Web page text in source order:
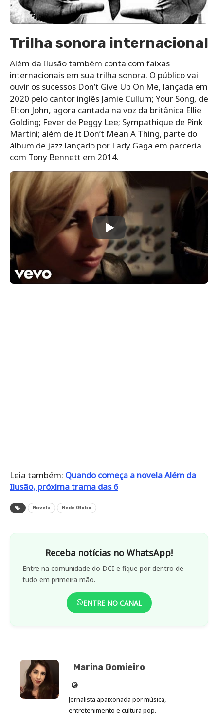
Trilha sonora internacional
Além da Ilusão também conta com faixas
internacionais em sua trilha sonora. O público vai
ouvir os sucessos Don’t Give Up On Me, lançada em
2020 pelo cantor inglês Jamie Cullum; Your Song, de
Elton John, agora cantada na voz da britânica Ellie
Golding; Fever de Peggy Lee; Sympathique de Pink
Martini; além de It Don’t Mean A Thing, parte do
álbum de jazz lançado por Lady Gaga em parceria
com Tony Bennett em 2014.
Leia também: Quando começa a novela Além da
Ilusão, próxima trama das 6
Novela Rede Globo
Receba notícias no WhatsApp!
Entre na comunidade do DCI e fique por dentro de
tudo em primeira mão.
ENTRE NO CANAL
Marina Gomieiro
Site
de
Marina
Jornalista apaixonada por música,
entretenimento e cultura pop.